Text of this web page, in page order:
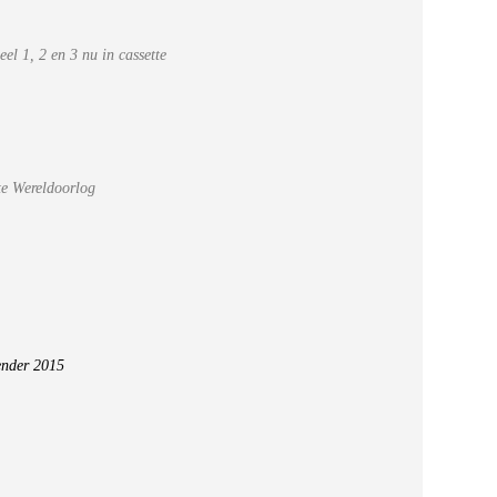
1, 2 en 3 nu in cassette
Wereldoorlog
2015